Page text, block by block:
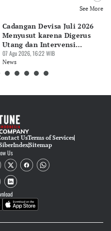
See More
Cadangan Devisa Juli 2026
Menyusut karena Digerus
Utang dan Intervensi
Rupiah
07 Agu 2026, 16:22 WIB
News
UsTerms of Services
IndexSitemap
Us